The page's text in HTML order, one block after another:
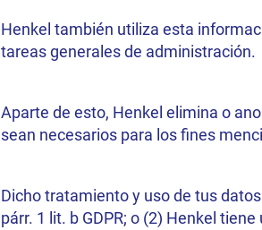
Henkel también utiliza esta
tareas generales de administración.
Aparte de esto, Henkel elimina o
sean necesarios para los fines
Dicho tratamiento y uso de tus
párr. 1 lit. b GDPR; o (2) Henkel